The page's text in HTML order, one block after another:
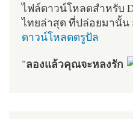
ไฟล์ดาวน์โหลดสำหรับ
ไทยล่าสุด ที่ปล่อยมานั้
ดาวน์โหลดดรูปัล
"ลองแล้วคุณจะหลงรัก